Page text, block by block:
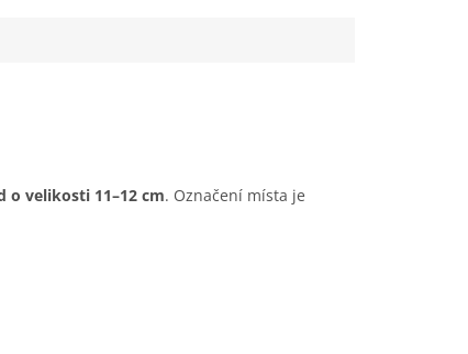
o velikosti 11–12 cm. Označení místa je